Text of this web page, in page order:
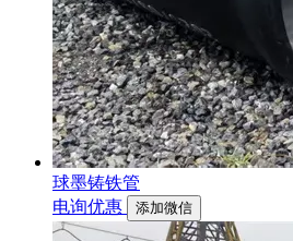
球墨铸铁管
电询优惠
添加微信